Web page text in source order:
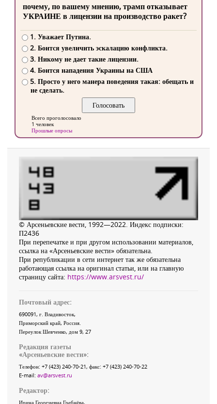
почему, по вашему мнению, трамп отказывает
УКРАИНЕ в лицензии на производство ракет?
1. Уважает Путина.
2. Боится увеличить эскалацию конфликта.
3. Никому не дает такие лицензии.
4. Боится нападения Украины на США
5. Просто у него манера поведения такая: обещать и
не сделать.
Всего проголосовало
1 человек
Прошлые опросы
© Арсеньевские вести, 1992—2022. Индекс подписки:
П2436
При перепечатке и при другом использовании материалов,
ссылка на «Арсеньевские вести» обязательна.
При републикации в сети интернет так же обязательна
работающая ссылка на оригинал статьи, или на главную
страницу сайта: https://www.arsvest.ru/
Почтовый адрес:
690091, г. Владивосток,
Приморский край, Россия
Переулок Шевченко, дом 9, 27
Редакция газеты
«Арсеньевские вести»:
Телефон: +7 (423) 240-70-21, факс: +7 (423) 240-70-22
E-mail: av@arsvest.ru
Редактор:
Ирина Георгиевна Гребнёва,